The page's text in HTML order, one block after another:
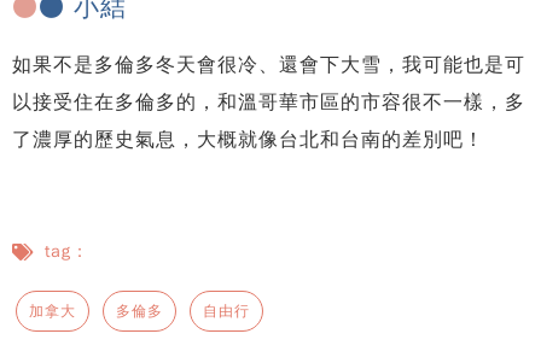
●● 小結
如果不是多倫多冬天會很冷、還會下大雪，我可能也是可
以接受住在多倫多的，和溫哥華市區的市容很不一樣，多
了濃厚的歷史氣息，大概就像台北和台南的差別吧！
tag：
加拿大 多倫多 自由行